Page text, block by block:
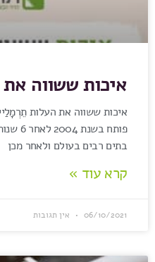
איכות ששווה
פותח
בתים רבים בעולם ולאחר מכן
קרא עוד »
06/10/2021 אין תגובות